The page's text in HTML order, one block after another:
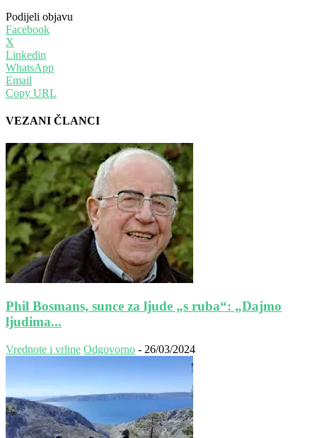
Podijeli objavu
Facebook
X
Linkedin
WhatsApp
Email
Copy URL
VEZANI ČLANCI
Phil Bosmans, sunce za ljude „s ruba“: „Dajmo
ljudima...
Vrednote i vrline Odgovorno - 26/03/2024